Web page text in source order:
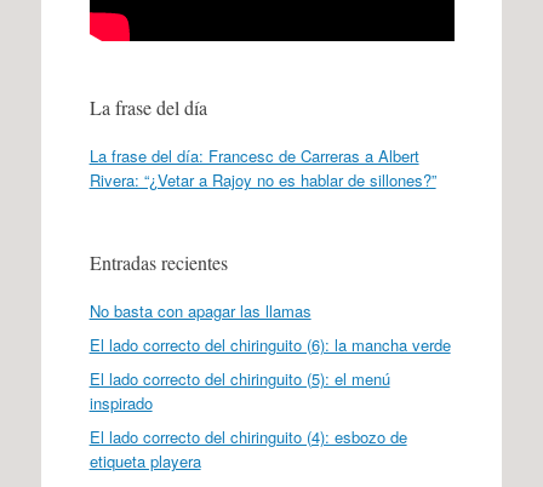
La frase del día
La frase del día: Francesc de Carreras a Albert
Rivera: “¿Vetar a Rajoy no es hablar de sillones?”
Entradas recientes
No basta con apagar las llamas
El lado correcto del chiringuito (6): la mancha verde
El lado correcto del chiringuito (5): el menú
inspirado
El lado correcto del chiringuito (4): esbozo de
etiqueta playera